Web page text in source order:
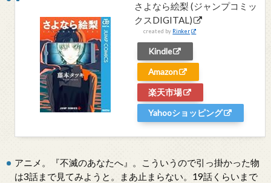
さよなら絵梨 (ジャンプコミッ
クスDIGITAL)
created by Rinker
Kindle
Amazon
楽天市場
Yahooショッピング
アニメ。『不滅のあなたへ』。こういうので引っ掛かった物
は3話まで見てみようと。まあ止まらない。19話くらいまで